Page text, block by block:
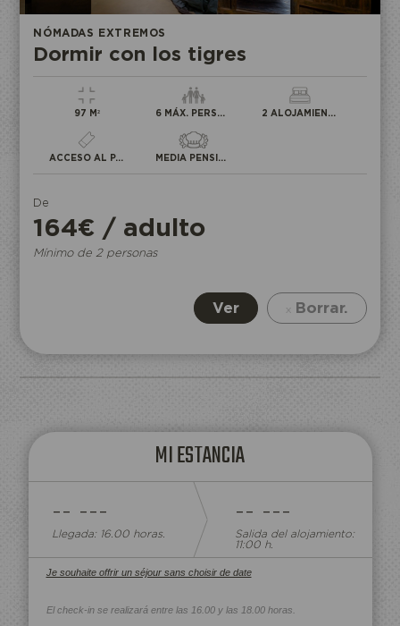
NÓMADAS EXTREMOS
Dormir con los tigres
97 M² 6 MÁX. PERSONAS 2 ALOJAMIENTO
ACCESO AL PARQUE MEDIA PENSIÓN
De
164€ / adulto
Mínimo de 2 personas
Ver Borrar.
MI ESTANCIA
-- ---
Llegada: 16.00 horas.
-- ---
Salida del alojamiento:
11:00 h.
Je souhaite offrir un séjour sans choisir de date
El check-in se realizará entre las 16.00 y las 18.00 horas.